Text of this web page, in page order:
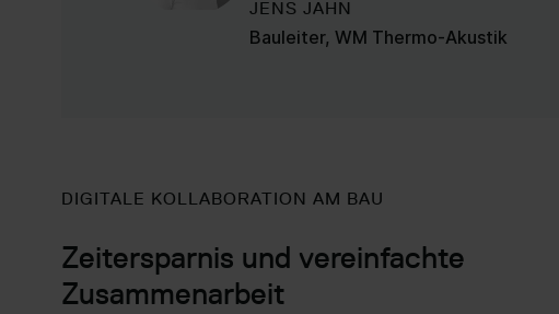
JENS JAHN
Bauleiter, WM Thermo-Akustik
DIGITALE KOLLABORATION AM BAU
Zeitersparnis und vereinfachte
Zusammenarbeit